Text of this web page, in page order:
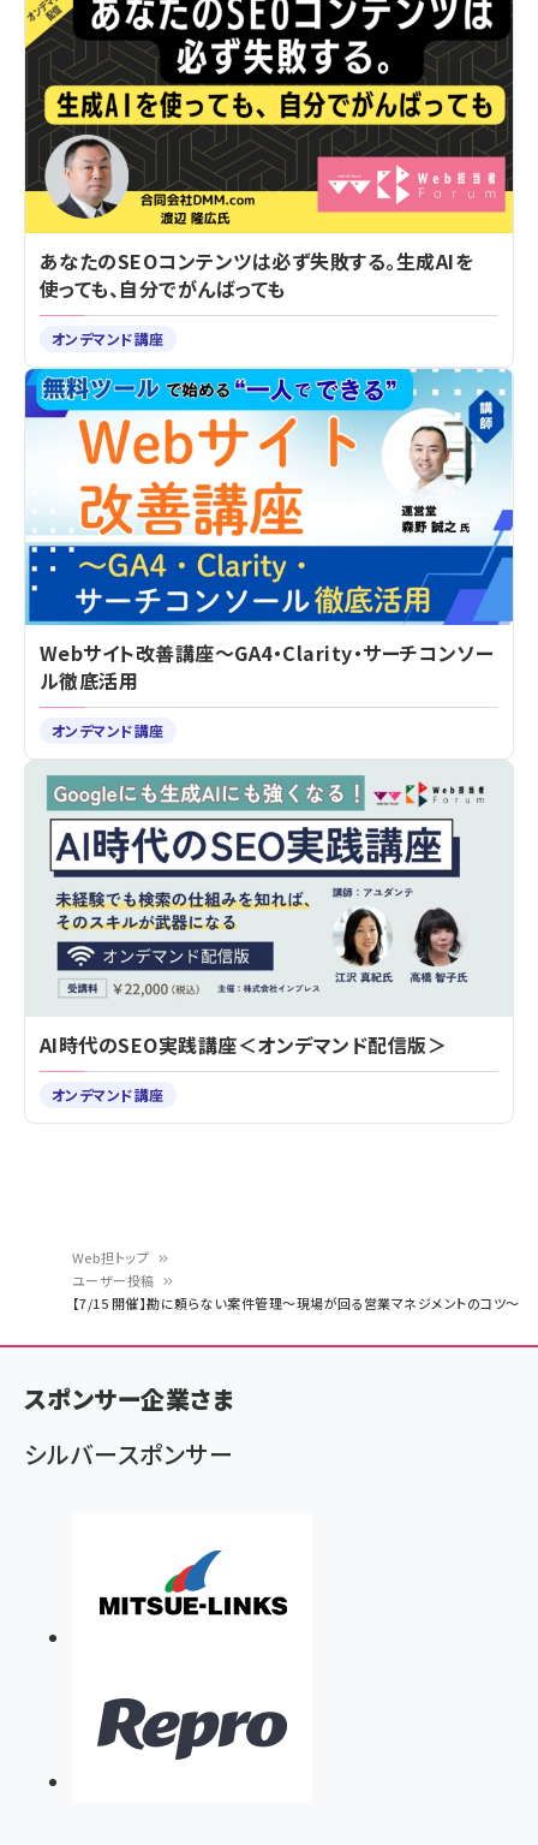
ン
く
ず
Web担トップ
ユーザー投稿
【7/15 開催】勘に頼らない案件管理〜現場が回る営業マネジメントのコツ〜
あなたのSEOコンテンツは必ず失敗する。生成AIを
使っても、自分でがんばっても
オンデマンド講座
Webサイト改善講座～GA4・Clarity・サーチコンソー
ル徹底活用
オンデマンド講座
AI時代のSEO実践講座＜オンデマンド配信版＞
オンデマンド講座
スポンサー企業さま
シルバースポンサー